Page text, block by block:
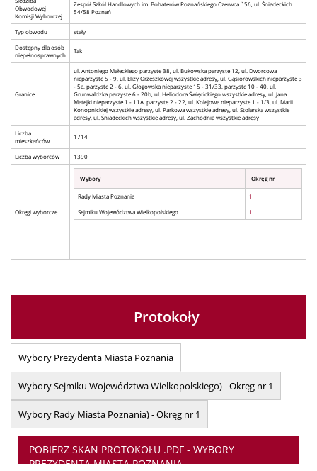
Obwodowej
Komisji Wyborczej
Zespół Szkół Handlowych im. Bohaterów Poznańskiego Czerwca `56, ul. Śniadeckich
54/58 Poznań
Typ obwodu
stały
Dostępny dla osób
niepełnosprawnych
Tak
Granice
ul. Antoniego Małeckiego parzyste 38, ul. Bukowska parzyste 12, ul. Dworcowa
nieparzyste 5 - 9, ul. Elizy Orzeszkowej wszystkie adresy, ul. Gąsiorowskich nieparzyste 3
- 5a, parzyste 2 - 6, ul. Głogowska nieparzyste 15 - 31/33, parzyste 10 - 40, ul.
Grunwaldzka parzyste 6 - 20b, ul. Heliodora Święcickiego wszystkie adresy, ul. Jana
Matejki nieparzyste 1 - 11A, parzyste 2 - 22, ul. Kolejowa nieparzyste 1 - 1/3, ul. Marii
Konopnickiej wszystkie adresy, ul. Parkowa wszystkie adresy, ul. Stolarska wszystkie
adresy, ul. Śniadeckich wszystkie adresy, ul. Zachodnia wszystkie adresy
Liczba
mieszkańców
1714
Liczba wyborców 1390
Okręgi wyborcze
Wybory Okręg nr
Rady Miasta Poznania
1
Sejmiku Województwa Wielkopolskiego
1
Protokoły
Wybory Prezydenta Miasta Poznania
Wybory Sejmiku Województwa Wielkopolskiego) - Okręg nr 1
Wybory Rady Miasta Poznania) - Okręg nr 1
POBIERZ SKAN PROTOKOŁU .PDF - WYBORY
PREZYDENTA MIASTA POZNANIA